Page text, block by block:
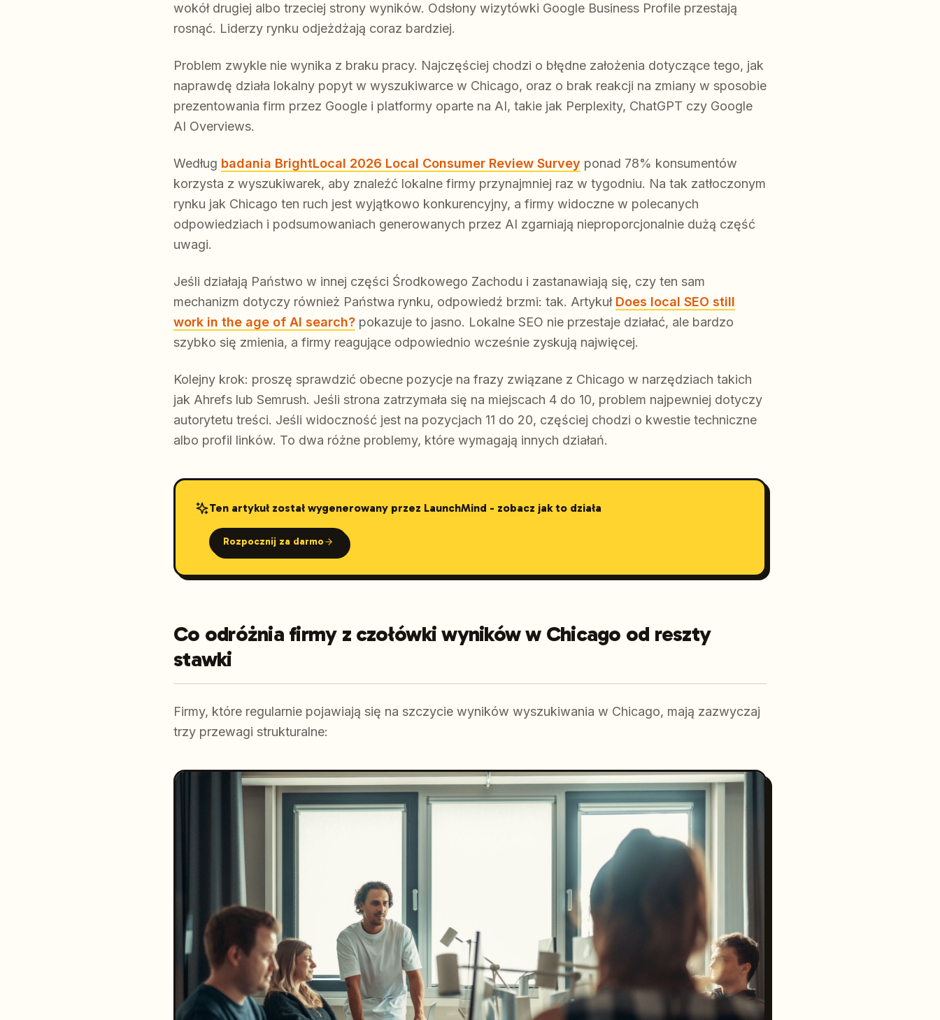
wokół drugiej albo trzeciej strony wyników. Odsłony wizytówki Google Business Profile przestają
rosnąć. Liderzy rynku odjeżdżają coraz bardziej.
Problem zwykle nie wynika z braku pracy. Najczęściej chodzi o błędne założenia dotyczące tego, jak
naprawdę działa lokalny popyt w wyszukiwarce w Chicago, oraz o brak reakcji na zmiany w sposobie
prezentowania firm przez Google i platformy oparte na AI, takie jak Perplexity, ChatGPT czy Google
AI Overviews.
Według badania BrightLocal 2026 Local Consumer Review Survey ponad 78% konsumentów
korzysta z wyszukiwarek, aby znaleźć lokalne firmy przynajmniej raz w tygodniu. Na tak zatłoczonym
rynku jak Chicago ten ruch jest wyjątkowo konkurencyjny, a firmy widoczne w polecanych
odpowiedziach i podsumowaniach generowanych przez AI zgarniają nieproporcjonalnie dużą część
uwagi.
Jeśli działają Państwo w innej części Środkowego Zachodu i zastanawiają się, czy ten sam
mechanizm dotyczy również Państwa rynku, odpowiedź brzmi: tak. Artykuł Does local SEO still
work in the age of AI search? pokazuje to jasno. Lokalne SEO nie przestaje działać, ale bardzo
szybko się zmienia, a firmy reagujące odpowiednio wcześnie zyskują najwięcej.
Kolejny krok: proszę sprawdzić obecne pozycje na frazy związane z Chicago w narzędziach takich
jak Ahrefs lub Semrush. Jeśli strona zatrzymała się na miejscach 4 do 10, problem najpewniej dotyczy
autorytetu treści. Jeśli widoczność jest na pozycjach 11 do 20, częściej chodzi o kwestie techniczne
albo profil linków. To dwa różne problemy, które wymagają innych działań.
Ten artykuł został wygenerowany przez LaunchMind - zobacz jak to działa
Rozpocznij za darmo
Co odróżnia firmy z czołówki wyników w Chicago od reszty
stawki
Firmy, które regularnie pojawiają się na szczycie wyników wyszukiwania w Chicago, mają zazwyczaj
trzy przewagi strukturalne: